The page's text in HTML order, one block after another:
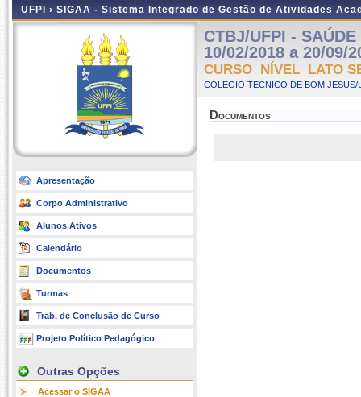
UFPI › SIGAA - Sistema Integrado de Gestão de Atividades
Apresentação
Corpo Administrativo
Alunos Ativos
Calendário
Documentos
Turmas
Trab. de Conclusão de Curso
Projeto Político Pedagógico
Outras Opções
Acessar o SIGAA
CTBJ/UFPI -
10/02/2018 a 20/09/
CURSO NÍVEL LATO
COLEGIO TECNICO DE BOM JESUS/
Documentos